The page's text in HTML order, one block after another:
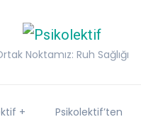
Noktamız: Ruh Sağlığı
+ Psikolektif’ten